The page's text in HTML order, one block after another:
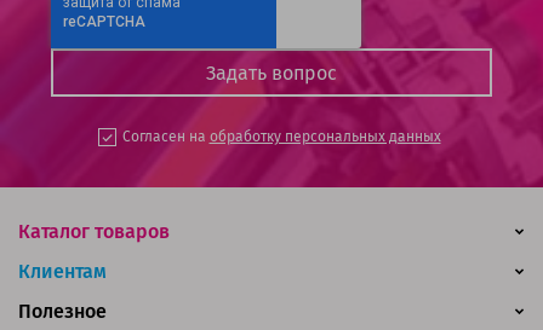
Согласен на обработку персональных данных
Каталог товаров
Клиентам
Полезное